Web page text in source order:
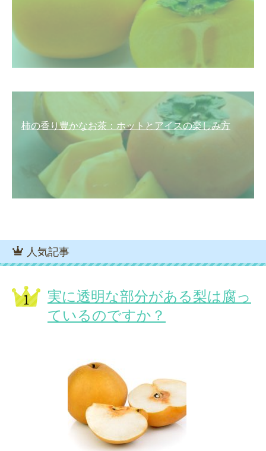
柿の香り豊かなお茶：ホットとアイスの楽しみ方
人気記事
実に透明な部分がある梨は腐っ
ているのですか？